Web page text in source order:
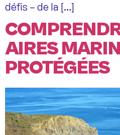
défis – de la […]
AIRES
PROTÉGÉES